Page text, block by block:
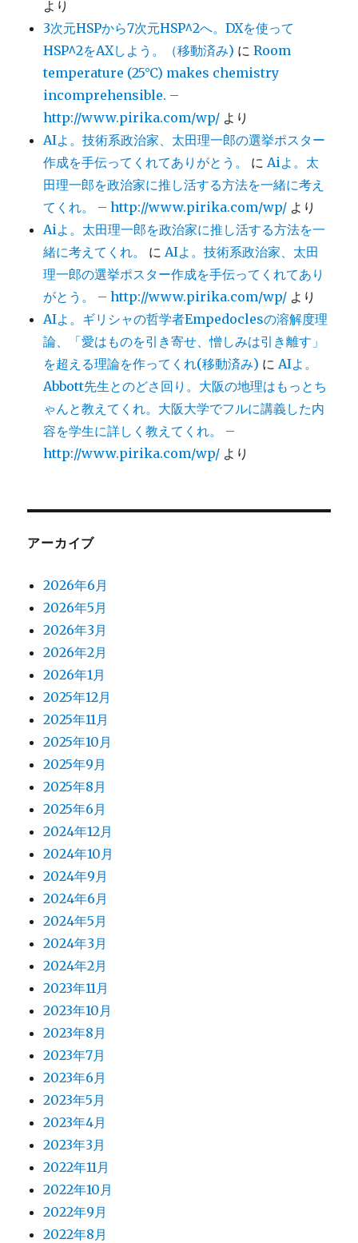
より
3次元HSPから7次元HSP^2へ。DXを使って
HSP^2をAXしよう。（移動済み) にRoom
temperature (25°C) makes chemistry
incomprehensible. –
http://www.pirika.com/wp/ より
AIよ。技術系政治家、太田理一郎の選挙ポスター
作成を手伝ってくれてありがとう。
に Aiよ。太
田理一郎を政治家に推し活する方法を一緒に考え
てくれ。 – http://www.pirika.com/wp/ より
Aiよ。太田理一郎を政治家に推し活する方法を一
緒に考えてくれ。
に AIよ。技術系政治家、太田
理一郎の選挙ポスター作成を手伝ってくれてあり
がとう。 – http://www.pirika.com/wp/ より
AIよ。ギリシャの哲学者Empedoclesの溶解度理
論、「愛はものを引き寄せ、憎しみは引き離す」
を超える理論を作ってくれ(移動済み) に AIよ。
Abbott先生とのどさ回り。大阪の地理はもっとち
ゃんと教えてくれ。大阪大学でフルに講義した内
容を学生に詳しく教えてくれ。 –
http://www.pirika.com/wp/ より
アーカイブ
2026年6月
2026年5月
2026年3月
2026年2月
2026年1月
2025年12月
2025年11月
2025年10月
2025年9月
2025年8月
2025年6月
2024年12月
2024年10月
2024年9月
2024年6月
2024年5月
2024年3月
2024年2月
2023年11月
2023年10月
2023年8月
2023年7月
2023年6月
2023年5月
2023年4月
2023年3月
2022年11月
2022年10月
2022年9月
2022年8月